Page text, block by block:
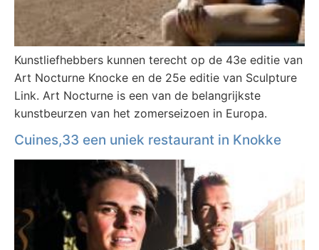
Kunstliefhebbers kunnen terecht op de 43e editie van
Art Nocturne Knocke en de 25e editie van Sculpture
Link. Art Nocturne is een van de belangrijkste
kunstbeurzen van het zomerseizoen in Europa.
Cuines,33 een uniek restaurant in Knokke